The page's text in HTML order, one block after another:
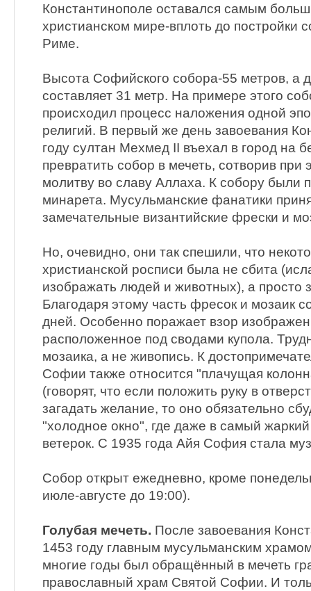
Константинополе оставался самым
христианском мире-вплоть до постройки
Риме.
Высота Софийского собора-55 метров, а
составляет 31 метр. На примере этого
происходил процесс наложения одной
религий. В первый же день завоевания
году султан Мехмед II въехал в город на
превратить собор в мечеть, сотворив
молитву во славу Аллаха. К собору были
минарета. Мусульманские фанатики
замечательные византийские фрески и
Но, очевидно, они так спешили, что
христианской росписи была не сбита
изображать людей и животных), а просто
Благодаря этому часть фресок и мозаик
дней. Особенно поражает взор
расположенное под сводами купола.
мозаика, а не живопись. К
Софии также относится "плачущая
(говорят, что если положить руку в
загадать желание, то оно обязательно
"холодное окно", где даже в самый
ветерок. С 1935 года Айя София стала
Собор открыт ежедневно, кроме
июле-августе до 19:00).
Голубая мечеть. После завоевания
1453 году главным мусульманским
многие годы был обращённый в мечеть
православный храм Святой Софии. И